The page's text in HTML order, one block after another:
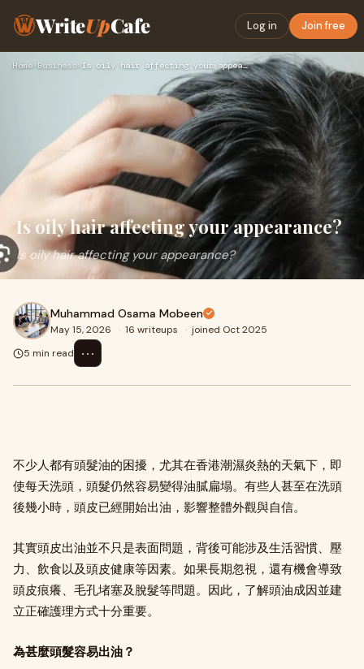
WriteUpCafe Log in Join free
Home›Business› Is oily hair affecting your appearance?
Is oily hair affecting your appearance?
Is oily hair affecting your appearance?
Muhammad Osama Mobeen
May 15, 2026 · 16 writeups · joined Oct 2025
5 min read
⋯
不少人都有頭髮油的困擾，尤其在香港潮濕炎熱的天氣下，即
使每天洗頭，頭髮仍然容易變得油膩扁塌。有些人甚至在洗頭
後幾小時，頭皮已經開始出油，影響整體外觀與自信。
其實頭皮出油並不只是表面問題，背後可能涉及生活習慣、壓
力、飲食以及頭皮健康等因素。如果長期忽視，還有機會導致
頭皮痕癢、毛孔堵塞及脫髮等問題。因此，了解頭油成因並建
立正確護理方式十分重要。
為甚麼頭髮容易出油？